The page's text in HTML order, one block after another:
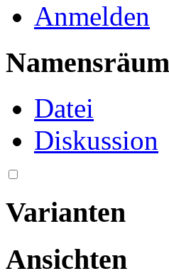
Anmelden
Datei
Diskussion
Varianten
Ansichten